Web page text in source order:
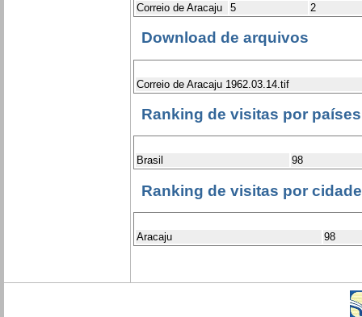
Correio de Aracaju
5 2
Download de arquivos
Correio de Aracaju 1962.03.14.tif
Ranking de visitas por países
Brasil 98
Ranking de visitas por
Aracaju 98